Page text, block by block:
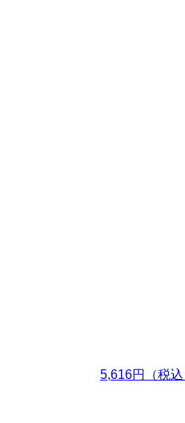
5,616円（税